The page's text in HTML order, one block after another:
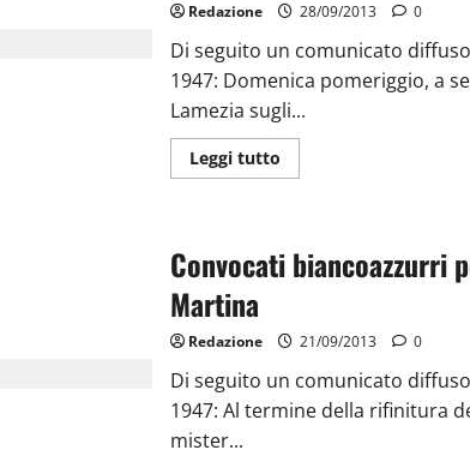
Redazione 28/09/2013 0
Di seguito un comunicato
1947: Domenica pomeriggio, a
Lamezia sugli...
Leggi tutto
Convocati biancoazzurri
Martina
Redazione 21/09/2013 0
Di seguito un comunicato
1947: Al termine della rifinitura
mister...